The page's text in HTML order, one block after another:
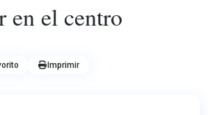
en el centro
Imprimir